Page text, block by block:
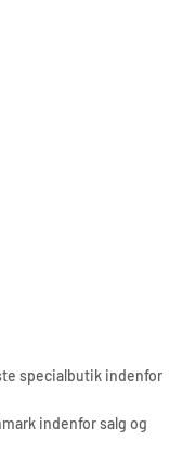
specialbutik indenfor
indenfor salg og